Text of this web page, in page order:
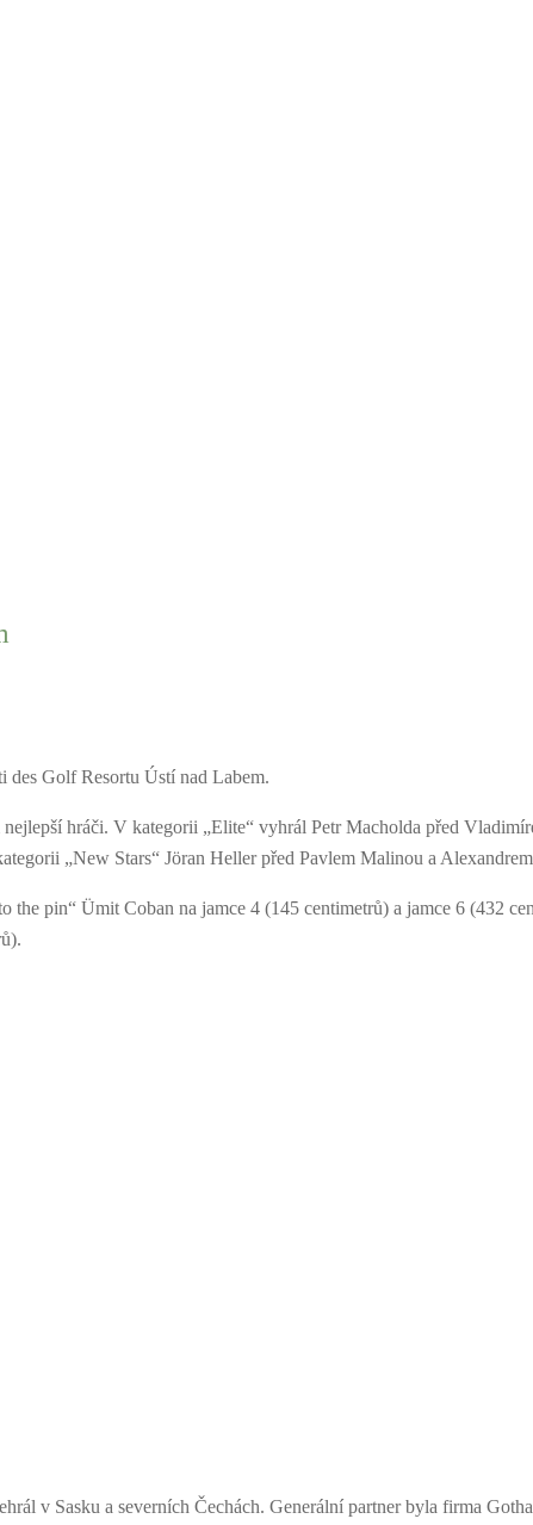
des Golf Resortu Ústí nad Labem.
hráči. V kategorii „Elite“ vyhrál Petr Macholda před
„New Stars“ Jöran Heller před Pavlem Malinou a
the pin“ Ümit Coban na jamce 4 (145 centimetrů) a jamce 6 (432
v Sasku a severních Čechách. Generální partner byla firma